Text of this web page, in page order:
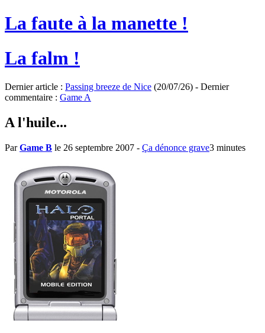
La faute à la manette !
La falm !
Dernier article : Passing breeze de Nice (20/07/26) - Dernier
commentaire : Game A
A l'huile...
ParGame B le 26 septembre 2007 - Ça dénonce grave3 minutes